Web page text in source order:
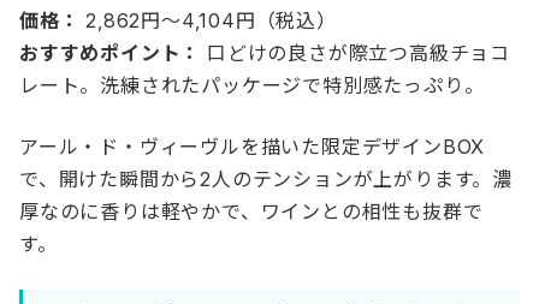
価格： 2,862円〜4,104円（税込）
おすすめポイント：
口どけの良さが際立つ高級チョコ
レート。洗練されたパッケージで特別感たっぷり。
アール・ド・ヴィーヴルを描いた限定デザインBOX
で、開けた瞬間から2人のテンションが上がります。濃
厚なのに香りは軽やかで、ワインとの相性も抜群で
す。